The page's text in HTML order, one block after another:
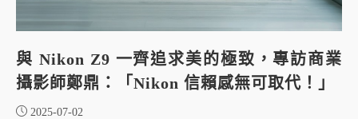
與 Nikon Z9 一齊追求美的極致，專訪商業
攝影師鄭鼎：「Nikon 信賴感無可取代！」
2025-07-02